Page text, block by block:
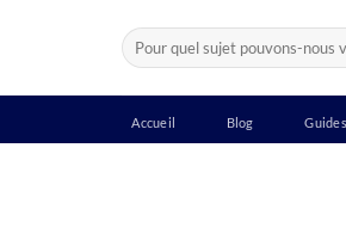
Recherche
pour :
Accueil Blog